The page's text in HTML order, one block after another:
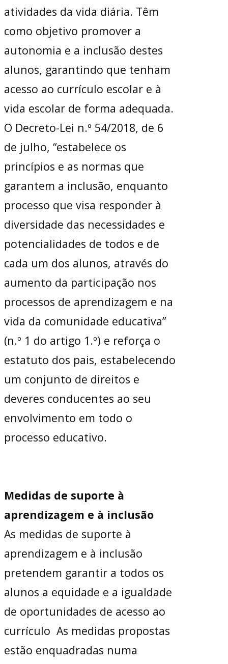
atividades da vida diária. Têm
como objetivo promover a
autonomia e a inclusão destes
alunos, garantindo que tenham
acesso ao currículo escolar e à
vida escolar de forma adequada.
O Decreto-Lei n.º 54/2018, de 6
de julho, “estabelece os
princípios e as normas que
garantem a inclusão, enquanto
processo que visa responder à
diversidade das necessidades e
potencialidades de todos e de
cada um dos alunos, através do
aumento da participação nos
processos de aprendizagem e na
vida da comunidade educativa”
(n.º 1 do artigo 1.º) e reforça o
estatuto dos pais, estabelecendo
um conjunto de direitos e
deveres conducentes ao seu
envolvimento em todo o
processo educativo.
Medidas de suporte à
aprendizagem e à inclusão
As medidas de suporte à
aprendizagem e à inclusão
pretendem garantir a todos os
alunos a equidade e a igualdade
de oportunidades de acesso ao
currículo As medidas propostas
estão enquadradas numa